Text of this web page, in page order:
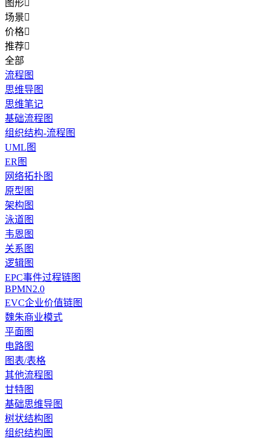
图形
场景
价格
推荐
全部
流程图
思维导图
思维笔记
基础流程图
组织结构-流程图
UML图
ER图
网络拓扑图
原型图
架构图
泳道图
韦恩图
关系图
逻辑图
EPC事件过程链图
BPMN2.0
EVC企业价值链图
魏朱商业模式
平面图
电路图
图表/表格
其他流程图
甘特图
基础思维导图
树状结构图
组织结构图